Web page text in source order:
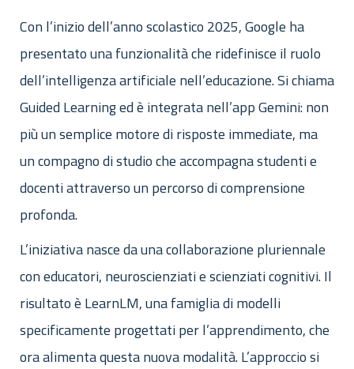
Con l’inizio dell’anno scolastico 2025, Google ha
presentato una funzionalità che ridefinisce il ruolo
dell’intelligenza artificiale nell’educazione. Si chiama
Guided Learning ed è integrata nell’app Gemini: non
più un semplice motore di risposte immediate, ma
un compagno di studio che accompagna studenti e
docenti attraverso un percorso di comprensione
profonda.
L’iniziativa nasce da una collaborazione pluriennale
con educatori, neuroscienziati e scienziati cognitivi. Il
risultato è LearnLM, una famiglia di modelli
specificamente progettati per l’apprendimento, che
ora alimenta questa nuova modalità. L’approccio si